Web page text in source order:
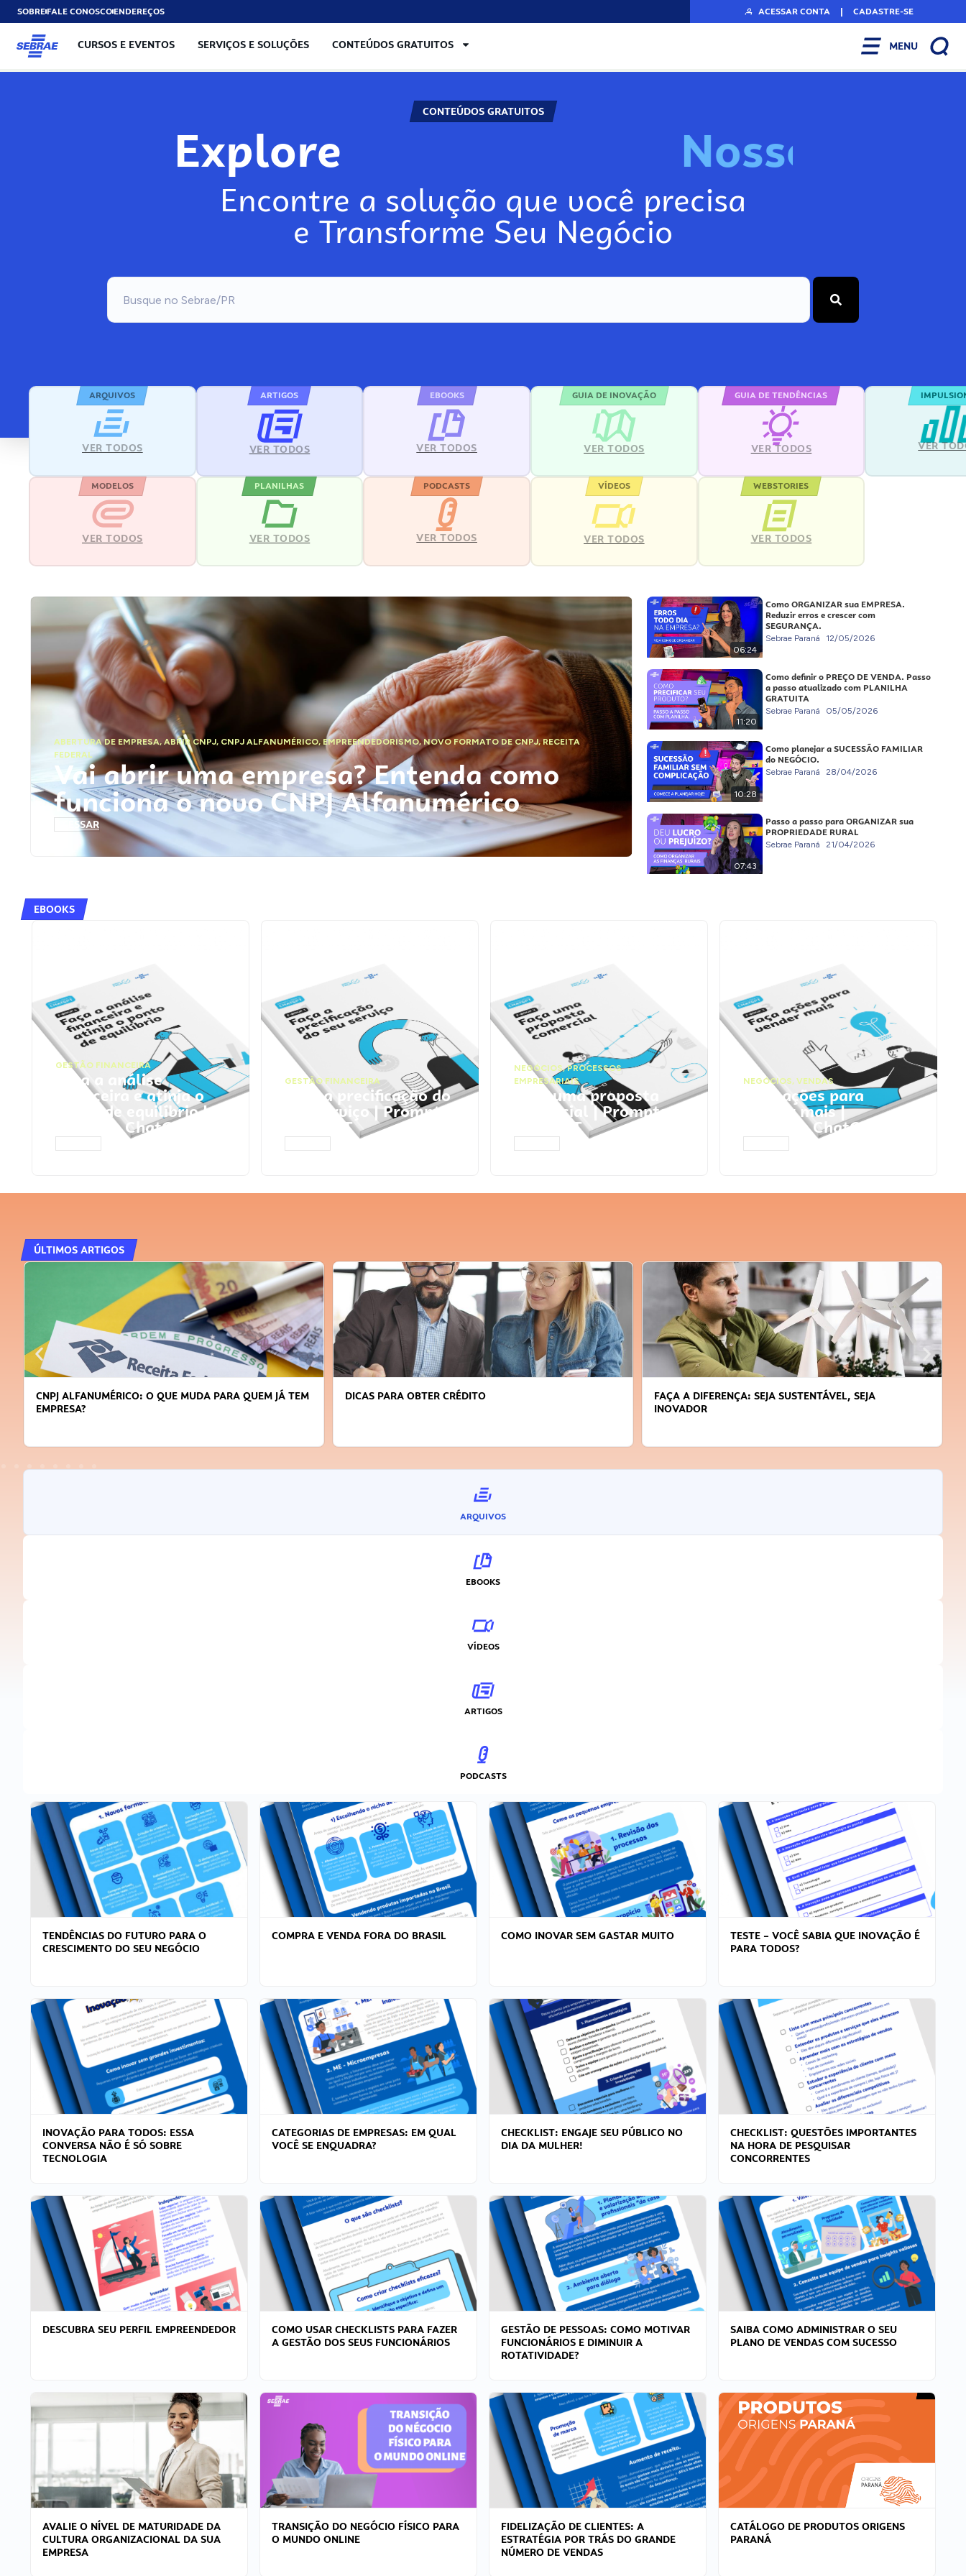
SOBREFALE CONOSCOENDEREÇOS ACESSAR CONTA | CADASTRE-SE
CURSOS E EVENTOS SERVIÇOS E SOLUÇÕES CONTEÚDOS GRATUITOS MENU
CONTEÚDOS GRATUITOS
Explore Nosso
Encontre a solução que você precisa
e Transforme Seu Negócio
ARQUIVOS
VER TODOS
ARTIGOS
VER TODOS
EBOOKS
VER TODOS
GUIA DE INOVAÇÃO
VER TODOS
GUIA DE TENDÊNCIAS
VER TODOS VER
MODELOS
VER TODOS
PLANILHAS
VER TODOS
PODCASTS
VER TODOS
VÍDEOS
VER TODOS
WEBSTORIES
VER TODOS
ABERTURA DE EMPRESA,ABRIR CNPJ, CNPJ ALFANUMÉRICO, EMPREENDEDORISMO,NOVO FORMATO DE CNPJ,RECEITA
FEDERAL
Vai abrir uma empresa? Entenda como
funciona o novo CNPJ Alfanumérico
ACESSAR
06:24
Como ORGANIZAR sua EMPRESA.
Reduzir erros e crescer com
SEGURANÇA.
Sebrae Paraná 12/05/2026
11:20
Como definir o PREÇO DE VENDA. Passo
a passo atualizado com PLANILHA
GRATUITA
Sebrae Paraná 05/05/2026
10:28
Como planejar a SUCESSÃO FAMILIAR
do NEGÓCIO.
Sebrae Paraná 28/04/2026
07:43
Passo a passo para ORGANIZAR sua
PROPRIEDADE RURAL
Sebrae Paraná 21/04/2026
EBOOKS
GESTÃO FINANCEIRA
Faça a análise
financeira e atinja o
ponto de equilíbrio |
Prompts ChatGPT
GESTÃO FINANCEIRA
Faça a precificação do
seu serviço | Prompts
ChatGPT
NEGÓCIOS,PROCESSOS
EMPRESARIAIS
Faça uma proposta
comercial | Prompts
ChatGPT
NEGÓCIOS, VENDAS
Faça ações para
vender mais |
Prompts ChatGPT
ÚLTIMOS ARTIGOS
CNPJ ALFANUMÉRICO: O QUE MUDA PARA QUEM JÁ TEM
EMPRESA?
DICAS PARA OBTER CRÉDITO
FAÇA A DIFERENÇA: SEJA SUSTENTÁVEL, SEJA
INOVADOR
ARQUIVOS
EBOOKS
VÍDEOS
ARTIGOS
PODCASTS
TENDÊNCIAS DO FUTURO PARA O
CRESCIMENTO DO SEU NEGÓCIO
COMPRA E VENDA FORA DO BRASIL COMO INOVAR SEM GASTAR MUITO
TESTE – VOCÊ SABIA QUE INOVAÇÃO É
PARA TODOS?
INOVAÇÃO PARA TODOS: ESSA
CONVERSA NÃO É SÓ SOBRE
TECNOLOGIA
CATEGORIAS DE EMPRESAS: EM QUAL
VOCÊ SE ENQUADRA?
CHECKLIST: ENGAJE SEU PÚBLICO NO
DIA DA MULHER!
CHECKLIST: QUESTÕES IMPORTANTES
NA HORA DE PESQUISAR
CONCORRENTES
DESCUBRA SEU PERFIL EMPREENDEDOR
COMO USAR CHECKLISTS PARA FAZER
A GESTÃO DOS SEUS FUNCIONÁRIOS
GESTÃO DE PESSOAS: COMO MOTIVAR
FUNCIONÁRIOS E DIMINUIR A
ROTATIVIDADE?
SAIBA COMO ADMINISTRAR O SEU
PLANO DE VENDAS COM SUCESSO
AVALIE O NÍVEL DE MATURIDADE DA
CULTURA ORGANIZACIONAL DA SUA
EMPRESA
TRANSIÇÃO DO NEGÓCIO FÍSICO PARA
O MUNDO ONLINE
FIDELIZAÇÃO DE CLIENTES: A
ESTRATÉGIA POR TRÁS DO GRANDE
NÚMERO DE VENDAS
CATÁLOGO DE PRODUTOS ORIGENS
PARANÁ